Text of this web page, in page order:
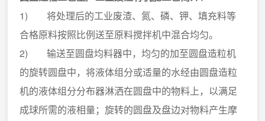
1) 将处理后的工业废渣、氮、磷、钾、填充料等
合格原料按照比例送至原料搅拌机中混合均匀。
2) 输送至圆盘均料器中，均匀的加至圆盘造粒机
的旋转圆盘中，将液体组分或适量的水经由圆盘造粒
机的液体组分分布器淋洒在圆盘中的物料上，以满足
成球所需的液相量；旋转的圆盘及盘边对物料产生摩